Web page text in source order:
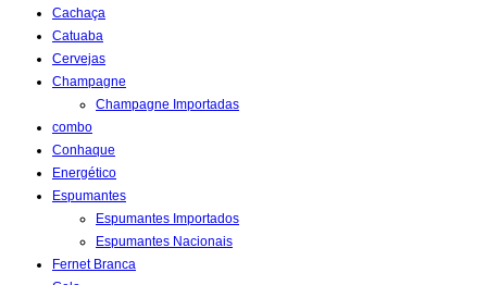
Cachaça
Catuaba
Cervejas
Champagne
Champagne Importadas
combo
Conhaque
Energético
Espumantes
Espumantes Importados
Espumantes Nacionais
Fernet Branca